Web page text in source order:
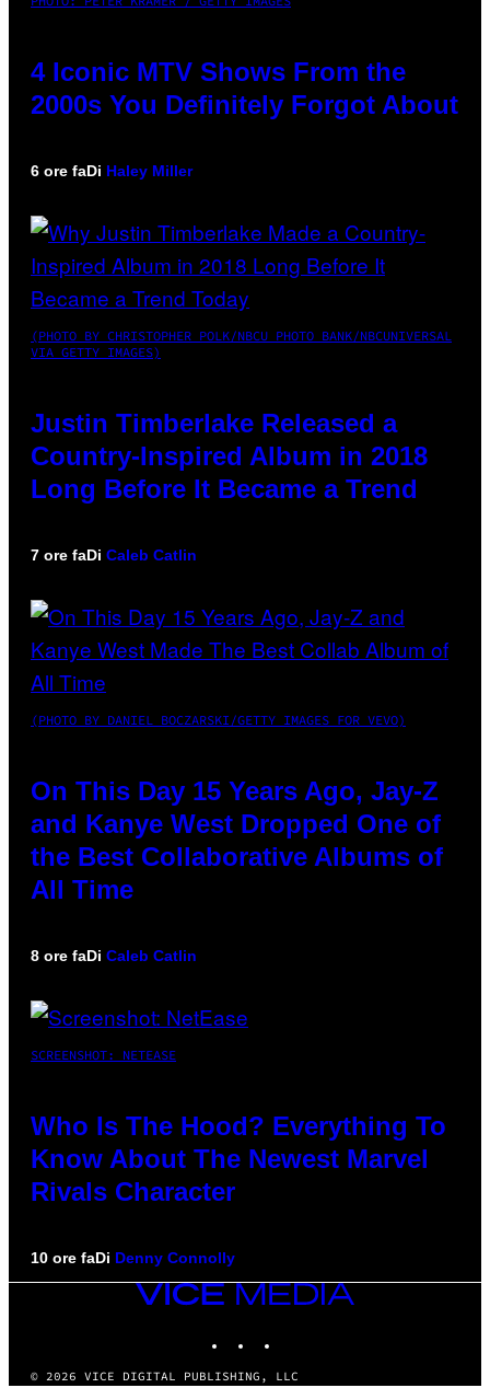
4 Iconic MTV Shows From the
2000s You Definitely Forgot About
6 ore faDi Haley Miller
(PHOTO BY CHRISTOPHER POLK/NBCU PHOTO BANK/NBCUNIVERSAL
VIA GETTY IMAGES)
Justin Timberlake Released a
Country-Inspired Album in 2018
Long Before It Became a Trend
7 ore faDi Caleb Catlin
(PHOTO BY DANIEL BOCZARSKI/GETTY IMAGES FOR VEVO)
On This Day 15 Years Ago, Jay-Z
and Kanye West Dropped One of
the Best Collaborative Albums of
All Time
8 ore faDi Caleb Catlin
SCREENSHOT: NETEASE
Who Is The Hood? Everything To
Know About The Newest Marvel
Rivals Character
10 ore faDi Denny Connolly
VICE
MEDIA
© 2026 VICE DIGITAL PUBLISHING, LLC